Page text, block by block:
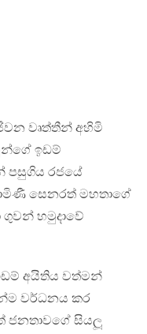
වෘත්තීන් අහිමි
ඉඩම්
පසුගිය රජයේ
සෙනරත් මහතාගේ
හමුදාවේ
අයිතිය වත්මන්
වර්ධනය කර
ජනතාවගේ සියලූ